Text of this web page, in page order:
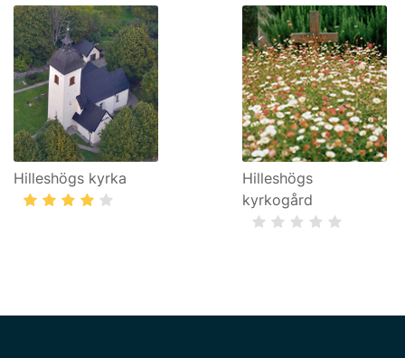
Hilleshögs kyrka
Hilleshögs
kyrkogård